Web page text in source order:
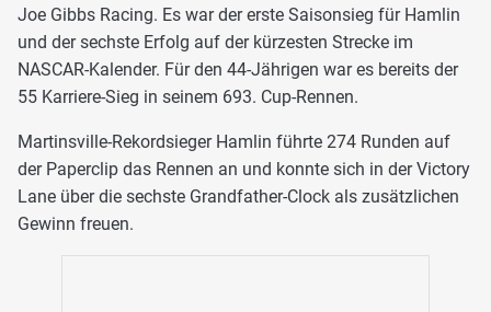
Joe Gibbs Racing. Es war der erste Saisonsieg für Hamlin
und der sechste Erfolg auf der kürzesten Strecke im
NASCAR-Kalender. Für den 44-Jährigen war es bereits der
55 Karriere-Sieg in seinem 693. Cup-Rennen.
Martinsville-Rekordsieger Hamlin führte 274 Runden auf
der Paperclip das Rennen an und konnte sich in der Victory
Lane über die sechste Grandfather-Clock als zusätzlichen
Gewinn freuen.